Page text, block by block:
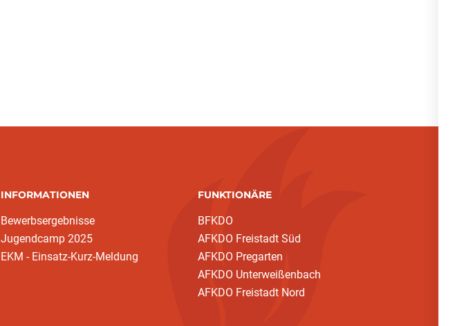
INFORMATIONEN
Bewerbsergebnisse
Jugendcamp 2025
EKM - Einsatz-Kurz-Meldung
FUNKTIONÄRE
BFKDO
AFKDO Freistadt Süd
AFKDO Pregarten
AFKDO Unterweißenbach
AFKDO Freistadt Nord